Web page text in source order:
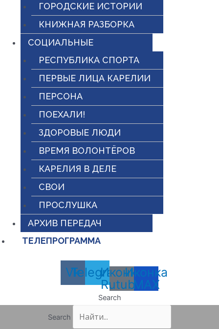
ГОРОДСКИЕ ИСТОРИИ
КНИЖНАЯ РАЗБОРКА
СОЦИАЛЬНЫЕ
РЕСПУБЛИКА СПОРТА
ПЕРВЫЕ ЛИЦА КАРЕЛИИ
ПЕРСОНА
ПОЕХАЛИ!
ЗДОРОВЫЕ ЛЮДИ
ВРЕМЯ ВОЛОНТЁРОВ
КАРЕЛИЯ В ДЕЛЕ
СВОИ
ПРОСЛУШКА
АРХИВ ПЕРЕДАЧ
ТЕЛЕПРОГРАММА
Vk
Telegram
Иконка
Rutube
Иконка
MAX
Search
Search